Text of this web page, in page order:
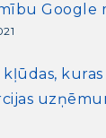
Google
kļūdas,